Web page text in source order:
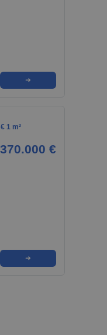
➜
1 m²
370.000 €
➜